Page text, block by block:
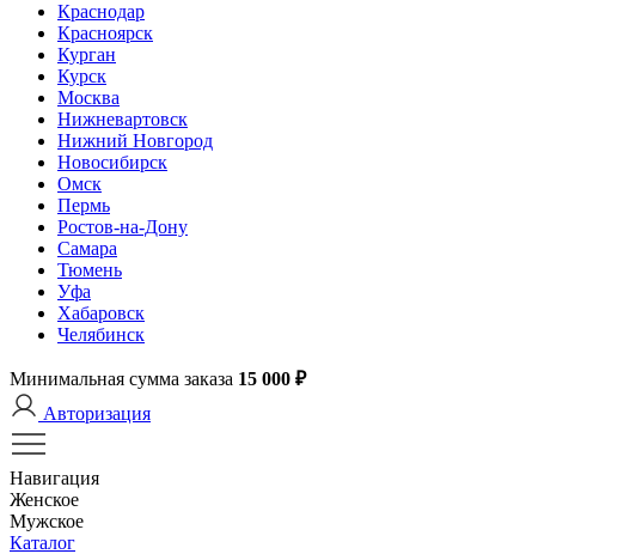
Краснодар
Красноярск
Курган
Курск
Москва
Нижневартовск
Нижний Новгород
Новосибирск
Омск
Пермь
Ростов-на-Дону
Самара
Тюмень
Уфа
Хабаровск
Челябинск
Минимальная сумма заказа 15 000 ₽
Авторизация
Навигация
Женское
Мужское
Каталог